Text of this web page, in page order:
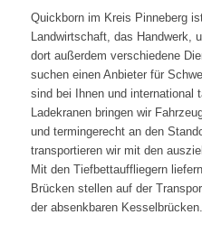
Quickborn im Kreis Pinneberg
Landwirtschaft, das Handwerk,
dort außerdem verschiedene
suchen einen Anbieter für
sind bei Ihnen und international
Ladekranen bringen wir
und termingerecht an den
transportieren wir mit den
Mit den Tiefbettauffliegern
Brücken stellen auf der
der absenkbaren Kesselbrücken.